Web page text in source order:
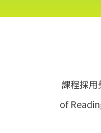
課程採用
of